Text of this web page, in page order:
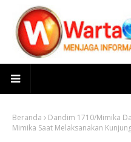
Beranda
Dandim 1710/Mimika
Mimika Saat Melaksanakan